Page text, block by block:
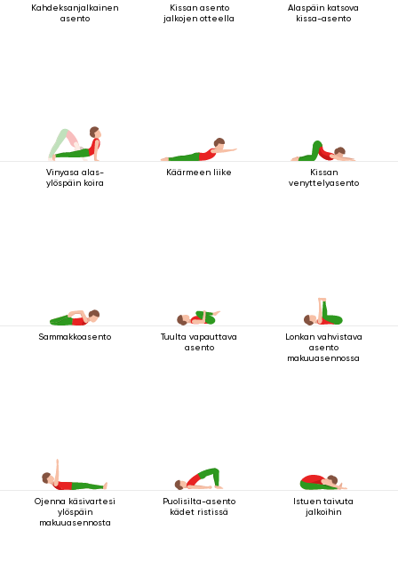
Kahdeksanjalkainen
asento
Kissan asento
jalkojen otteella
Alaspäin katsova
kissa-asento
Vinyasa alas-
ylöspäin koira
Käärmeen liike
Kissan
venyttelyasento
Sammakkoasento
Tuulta vapauttava
asento
Lonkan vahvistava
asento
makuuasennossa
Ojenna käsivartesi
ylöspäin
makuuasennosta
Puolisilta-asento
kädet ristissä
Istuen taivuta
jalkoihin